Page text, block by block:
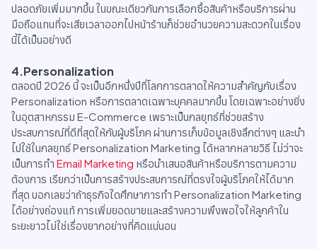
ปลอดภัยเพิ่มมากขึ้น ในขณะเดียวกันการเลือกซื้อสินค้าหรือบริการผ่าน
มือถือแทนที่จะเสียเวลาออกไปหน้าร้านก็ช่วยอำนวยความสะดวกในเรื่อง
นี้ได้เป็นอย่างดี
4.Personalization
ตลอดปี 2026 นี้ จะเป็นอีกหนึ่งปีที่โลกการตลาดให้ความสำคัญกับเรื่อง
Personalization หรือการตลาดเฉพาะบุคคลมากขึ้น โดยเฉพาะอย่างยิ่ง
ในอุตสาหกรรม E-Commerce เพราะเป็นกลยุทธ์ที่ช่วยสร้าง
ประสบการณ์ที่ดีที่สุดให้กับผู้บริโภค ผ่านการเก็บข้อมูลเชิงลึกต่างๆ และนำ
ไปใช้ในกลยุทธ์ Personalization Marketing ได้หลากหลายวิธี ไม่ว่าจะ
เป็นการทำ Email Marketing หรือนำเสนอสินค้าหรือบริการตามความ
ต้องการ เรียกว่าเป็นการสร้างประสบการณ์ที่ตรงใจผู้บริโภคให้ได้มาก
ที่สุด บอกเลยว่าถ้าธุรกิจใดศึกษาการทำ Personalization Marketing
ได้อย่างถ่องแท้ การเพิ่มยอดขายและสร้างความพึงพอใจให้ลูกค้าใน
ระยะยาวไม่ใช่เรื่องยากอย่างที่คิดแน่นอน